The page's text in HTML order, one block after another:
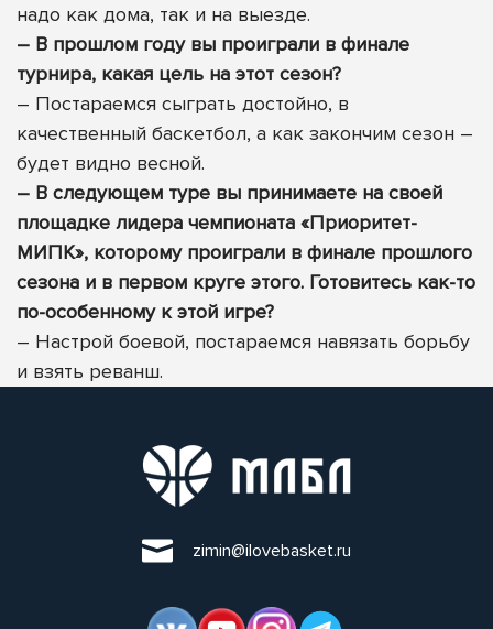
надо как дома, так и на выезде.
– В прошлом году вы проиграли в финале
турнира, какая цель на этот сезон?
– Постараемся сыграть достойно, в
качественный баскетбол, а как закончим сезон –
будет видно весной.
– В следующем туре вы принимаете на своей
площадке лидера чемпионата «Приоритет-
МИПК», которому проиграли в финале прошлого
сезона и в первом круге этого. Готовитесь как-то
по-особенному к этой игре?
– Настрой боевой, постараемся навязать борьбу
и взять реванш.
zimin@ilovebasket.ru